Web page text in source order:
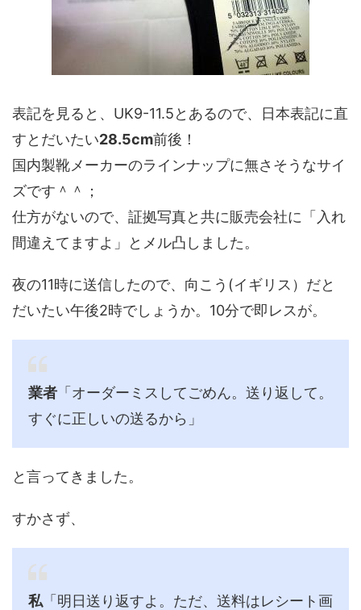
表記を見ると、UK9-11.5とあるので、日本表記に直
すとだいたい28.5cm前後！
国内製靴メーカーのラインナップに無さそうなサイ
ズです＾＾；
仕方がないので、証拠写真と共に販売会社に「入れ
間違えてますよ」とメル凸しました。
夜の11時に送信したので、向こう(イギリス）だと
だいたい午後2時でしょうか。10分で即レスが。
業者 「オーダーミスしてごめん。送り返して。
すぐに正しいの送るから」
と言ってきました。
すかさず、
私 「明日送り返すよ。ただ、送料はレシート画